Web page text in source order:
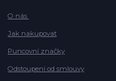
O nás
Jak nakupovat
Puncovní značky
Odstoupení od smlouvy